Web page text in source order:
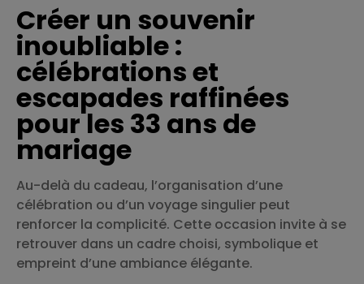
Créer un souvenir
inoubliable :
célébrations et
escapades raffinées
pour les 33 ans de
mariage
Au-delà du cadeau, l’organisation d’une
célébration ou d’un voyage singulier peut
renforcer la complicité. Cette occasion invite à se
retrouver dans un cadre choisi, symbolique et
empreint d’une ambiance élégante.